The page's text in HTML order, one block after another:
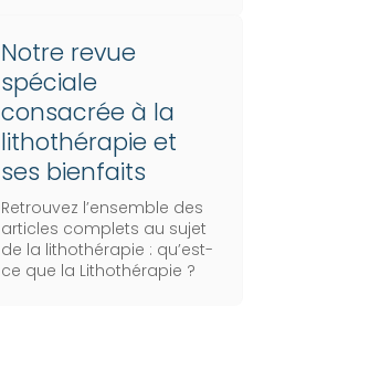
Notre revue
spéciale
consacrée à la
lithothérapie et
ses bienfaits
Retrouvez l’ensemble des
articles complets au sujet
de la lithothérapie : qu’est-
ce que la Lithothérapie ?